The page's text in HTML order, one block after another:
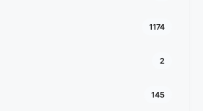
1174
2
145